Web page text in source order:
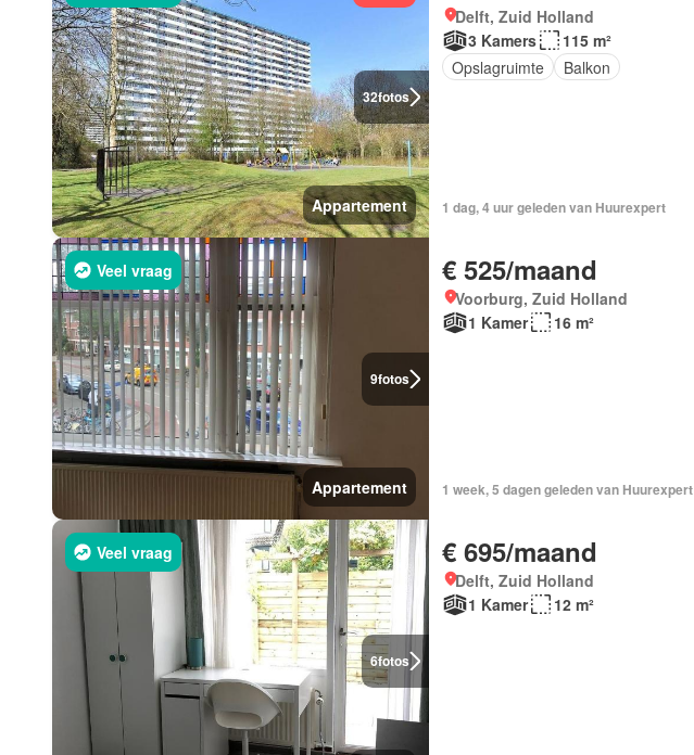
32fotos
Appartement
Delft, Zuid Holland
3 Kamers
115 m²
Opslagruimte
Balkon
1 dag, 4 uur geleden van Huurexpert
9fotos
Veel vraag
Appartement
€ 525/maand
Voorburg, Zuid Holland
1 Kamer
16 m²
1 week, 5 dagen geleden van Huurexpert
6fotos
Veel vraag € 695/maand
Delft, Zuid Holland
1 Kamer
12 m²